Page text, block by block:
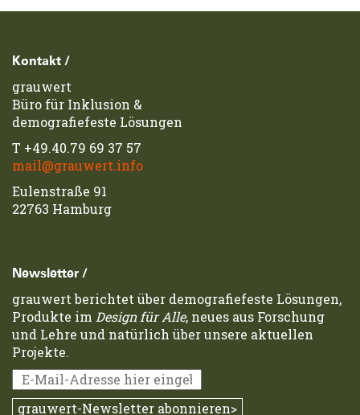
Footerzeile
Kontakt /
grauwert
Büro für Inklusion &
demografiefeste Lösungen
T +49.40.79 69 37 57
mail@grauwert.info
Eulenstraße 91
22763 Hamburg
Newsletter /
grauwert berichtet über demografiefeste Lösungen,
Produkte im Design für Alle, neues aus Forschung
und Lehre und natürlich über unsere aktuellen
Projekte.